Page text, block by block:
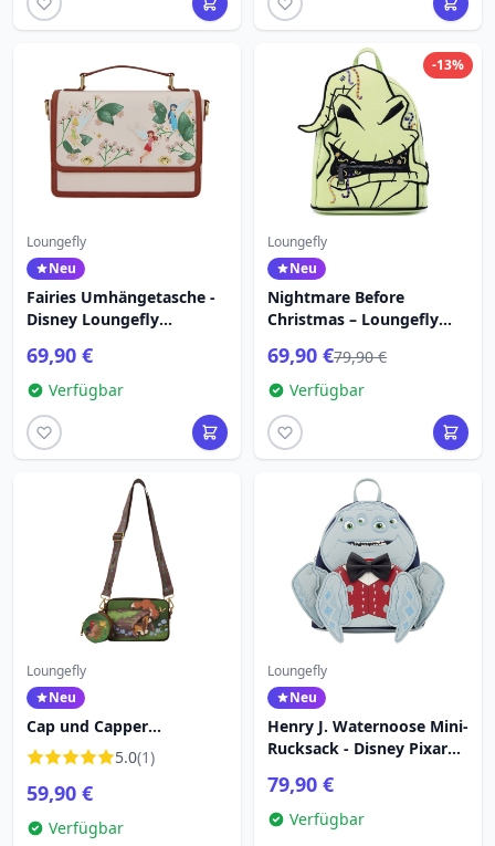
Loungefly
Neu
Fairies Umhängetasche -
Disney Loungefly
69,90 €
Verfügbar
-13%
Loungefly
Neu
Nightmare Before
Christmas – Loungefly
Dark Mini-Rucksack
69,90 €79,90 €
Verfügbar
Loungefly
Neu
Cap und Capper
Umhängetasche - Disney
Loungefly
5.0(1)
59,90 €
Verfügbar
Loungefly
Neu
Henry J. Waternoose Mini-
Rucksack - Disney Pixar
79,90 €
Verfügbar